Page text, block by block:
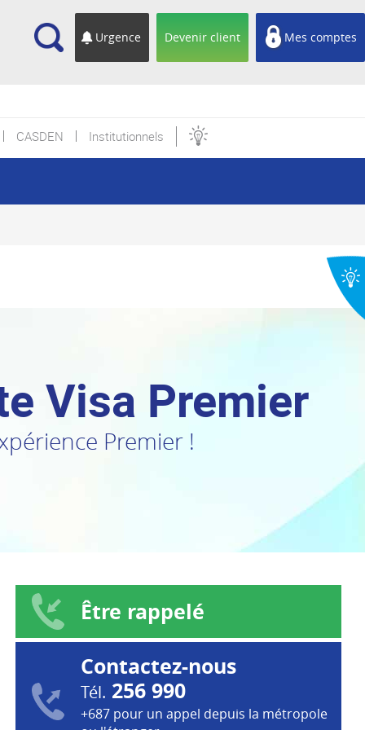
Urgence Devenir client Mes comptes
CASDEN Institutionnels
Visa Premier
Premier !
Être rappelé
Contactez-nous
Tél. 256 990
+687 pour un appel depuis la métropole